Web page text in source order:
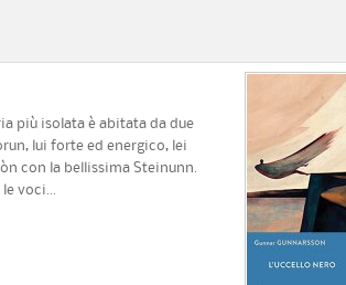
più isolata è abitata da due
lui forte ed energico, lei
con la bellissima Steinunn.
voci...